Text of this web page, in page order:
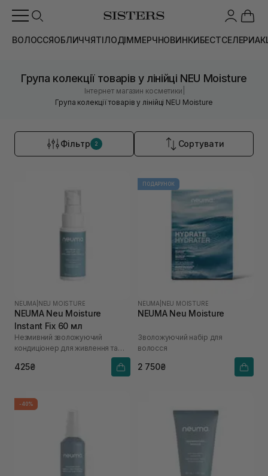
ВОЛОССЯОБЛИЧЧЯТІЛОДІММЕРЧНОВИНКИБЕСТСЕЛЕРИ
Група колекції товарів у лінійці NEU Moisture
Інтернет магазин косметики
Група колекції товарів у лінійці NEU Moisture
Фільтр 2 Сортувати
NEUMA NEU MOISTURE
NEUMA Neu Moisture
Instant Fix 60 мл
Незмивний зволожуючий
кондиціонер для живлення та
425₴
ПОДАРУНОК
NEUMA NEU MOISTURE
NEUMA Neu Moisture
Зволожуючий набір для
волосся
2 750₴
-40%